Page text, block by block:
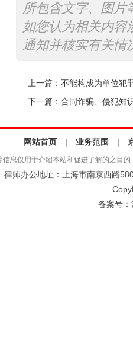
所包含文字、图片
如您认为相关内容
通知并核实有关情
上一篇： 不能构成为单位犯
下一篇： 合同诈骗、侵犯知
网站首页 | 业务范围 |
息仅用于介绍本站和促进了解的之目
律师办公地址：上海市南京西路
备案号：